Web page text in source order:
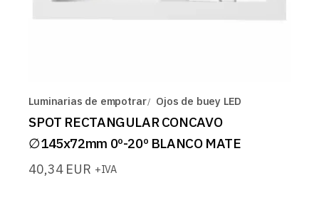
Luminarias de empotrar Ojos de buey LED
SPOT RECTANGULAR CONCAVO
∅145x72mm 0º-20º BLANCO MATE
40,34 EUR +IVA